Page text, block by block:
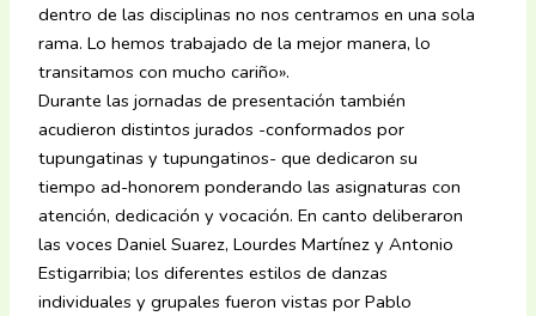
dentro de las disciplinas no nos centramos en una sola
rama. Lo hemos trabajado de la mejor manera, lo
transitamos con mucho cariño».
Durante las jornadas de presentación también
acudieron distintos jurados -conformados por
tupungatinas y tupungatinos- que dedicaron su
tiempo ad-honorem ponderando las asignaturas con
atención, dedicación y vocación. En canto deliberaron
las voces Daniel Suarez, Lourdes Martínez y Antonio
Estigarribia; los diferentes estilos de danzas
individuales y grupales fueron vistas por Pablo